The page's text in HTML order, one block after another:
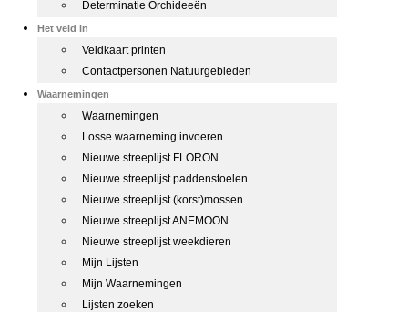
Determinatie Orchideeën
Het veld in
Veldkaart printen
Contactpersonen Natuurgebieden
Waarnemingen
Waarnemingen
Losse waarneming invoeren
Nieuwe streeplijst FLORON
Nieuwe streeplijst paddenstoelen
Nieuwe streeplijst (korst)mossen
Nieuwe streeplijst ANEMOON
Nieuwe streeplijst weekdieren
Mijn Lijsten
Mijn Waarnemingen
Lijsten zoeken